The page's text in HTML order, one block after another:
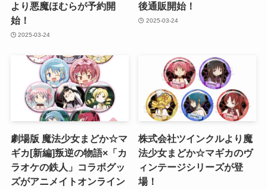
より悪魔ほむらが予約開
始！
2025-03-24
後通販開始！
2025-03-24
劇場版 魔法少女まどか☆マ
ギカ[新編]叛逆の物語×「カ
ラオケの鉄人」コラボグッ
ズがアニメイトオンライン
株式会社ツインクルより魔
法少女まどか☆マギカのヴ
ィンテージシリーズが登
場！